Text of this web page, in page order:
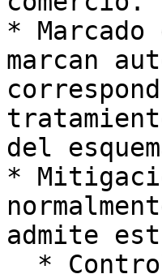
* Marcado
marcan
del
*
admite